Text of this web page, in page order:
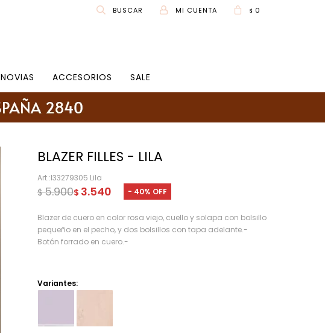
NOVIAS ACCESORIOS SALE
$ 0
BLAZER FILLES - LILA
I33279305 Lila
$ 3.540
$ 5.900 40
Blazer de cuero en color rosa viejo, cuello y solapa con bolsillo
pequeño en el pecho, y dos bolsillos con tapa adelante.-
Botón forrado en cuero.-
Variantes: